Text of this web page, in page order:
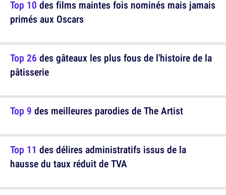
Top 26 des gâteaux les plus fous de l'histoire de la
pâtisserie
Top 10 des films maintes fois nominés mais jamais
primés aux Oscars
Top 9 des meilleures parodies de The Artist
Top 11 des délires administratifs issus de la
hausse du taux réduit de TVA